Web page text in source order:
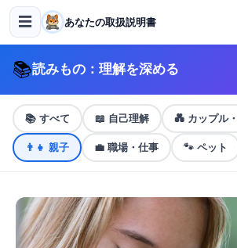
☰ あなたの取扱説明書
📚読みもの：理解を深める
📚 すべて 📖 自己理解 💑 カップル
👨‍👧 親子 💼 職場・仕事 🐾 ペット